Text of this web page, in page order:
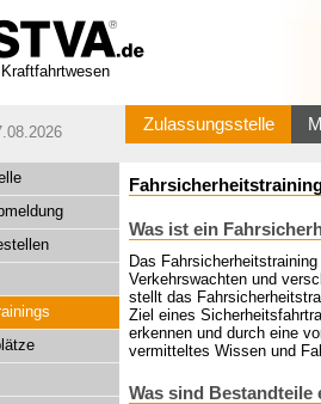
Zulassungsstelle
Was ist ein
Das
Verkehrswachten und
stellt das
Ziel eines
erkennen und durch eine
vermitteltes Wissen und
Was sind